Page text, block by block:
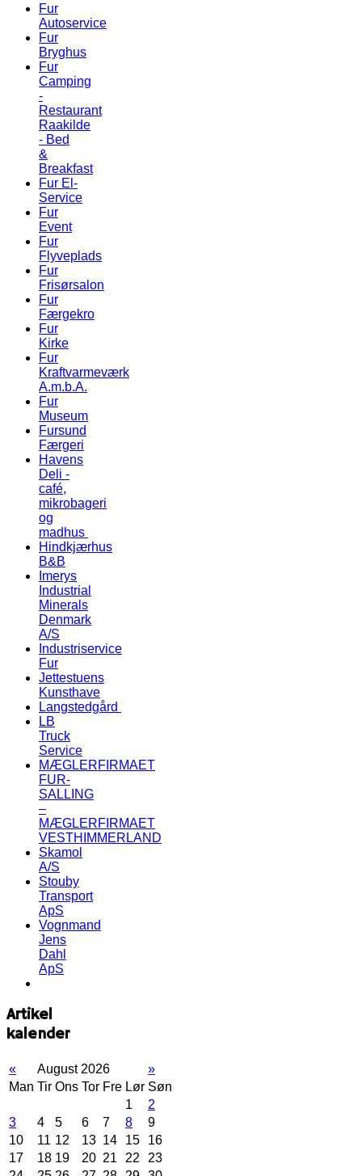
Fur
Autoservice
Fur
Bryghus
Fur
Camping
-
Restaurant
Raakilde
- Bed
&
Breakfast
Fur El-
Service
Fur
Event
Fur
Flyveplads
Fur
Frisørsalon
Fur
Færgekro
Fur
Kirke
Fur
Kraftvarmeværk
A.m.b.A.
Fur
Museum
Fursund
Færgeri
Havens
Deli -
café,
mikrobageri
og
madhus
Hindkjærhus
B&B
Imerys
Industrial
Minerals
Denmark
A/S
Industriservice
Fur
Jettestuens
Kunsthave
Langstedgård
LB
Truck
Service
MÆGLERFIRMAET
FUR-
SALLING
–
MÆGLERFIRMAET
VESTHIMMERLAND
Skamol
A/S
Stouby
Transport
ApS
Vognmand
Jens
Dahl
ApS
Artikel
kalender
« August 2026
»
Man Tir Ons Tor Fre Lør Søn
1
2
3
4 5 6 7 8
9
10
11 12 13 14 15
16
17
18 19 20 21 22
23